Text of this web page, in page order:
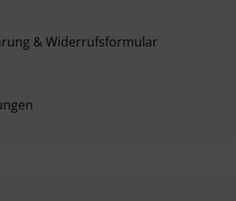
& Widerrufsformular